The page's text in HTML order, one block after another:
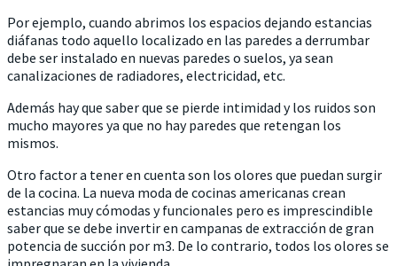
Por ejemplo, cuando abrimos los espacios dejando estancias
diáfanas todo aquello localizado en las paredes a derrumbar
debe ser instalado en nuevas paredes o suelos, ya sean
canalizaciones de radiadores, electricidad, etc.
Además hay que saber que se pierde intimidad y los ruidos son
mucho mayores ya que no hay paredes que retengan los
mismos.
Otro factor a tener en cuenta son los olores que puedan surgir
de la cocina. La nueva moda de cocinas americanas crean
estancias muy cómodas y funcionales pero es imprescindible
saber que se debe invertir en campanas de extracción de gran
potencia de succión por m3. De lo contrario, todos los olores se